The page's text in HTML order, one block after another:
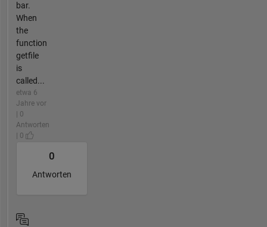
bar.
When
the
function
getfile
is
called...
etwa 6
Jahre vor
| 0
Antworten
| 0
0
Antworten